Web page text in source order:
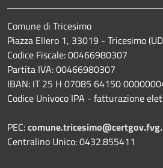
Comune di Tricesimo
Piazza Ellero 1, 33019 - Tricesimo
Codice Fiscale: 00466980307
Partita IVA: 00466980307
IBAN: IT 25 H 07085 64150
Codice Univoco IPA - fatturazione
PEC:
Centralino Unico: 0432.855411